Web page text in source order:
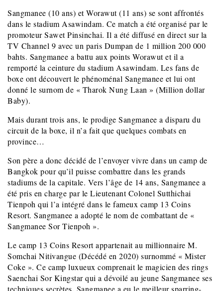
Sangmanee (10 ans) et Worawut (11 ans) se sont affrontés
dans le stadium Asawindam. Ce match a été organisé par le
promoteur Sawet Pinsinchai. Il a été diffusé en direct sur la
TV Channel 9 avec un paris Dumpan de 1 million 200 000
bahts. Sangmanee a battu aux points Worawut et il a
remporté la ceinture du stadium Asawindam. Les fans de
boxe ont découvert le phénoménal Sangmanee et lui ont
donné le surnom de « Tharok Nung Laan » (Million dollar
Baby).
Mais durant trois ans, le prodige Sangmanee a disparu du
circuit de la boxe, il n’a fait que quelques combats en
province…
Son père a donc décidé de l’envoyer vivre dans un camp de
Bangkok pour qu’il puisse combattre dans les grands
stadiums de la capitale. Vers l’âge de 14 ans, Sangmanee a
été pris en charge par le Lieutenant Colonel Sutthichai
Tienpoh qui l’a intégré dans le fameux camp 13 Coins
Resort. Sangmanee a adopté le nom de combattant de «
Sangmanee Sor Tienpoh ».
Le camp 13 Coins Resort appartenait au millionnaire M.
Somchai Nitivangue (Décédé en 2020) surnommé « Mister
Coke ». Ce camp luxueux comprenait le magicien des rings
Saenchai Sor Kingstar qui a dévoilé au jeune Sangmanee ses
techniques secrètes. Sangmanee a eu le meilleur sparring-